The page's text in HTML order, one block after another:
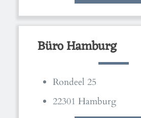
Büro Hamburg
Rondeel 25
22301 Hamburg